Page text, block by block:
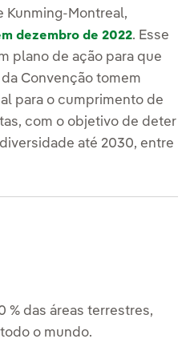
Kunming-Montreal,
dezembro de 2022. Esse
plano de ação para que
Convenção tomem
para o cumprimento de
com o objetivo de deter
até 2030, entre
% das áreas terrestres,
o mundo.